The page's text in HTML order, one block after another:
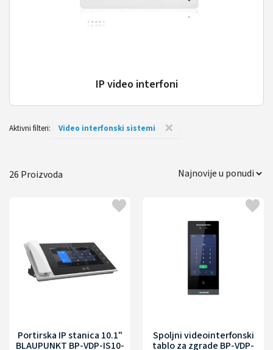
IP video interfoni
Aktivni filteri: ×
Video interfonski sistemi
26
Portirska IP stanica 10.1"
BLAUPUNKT BP-VDP-IS10-
Spoljni videointerfonski
tablo za zgrade BP-VDP-